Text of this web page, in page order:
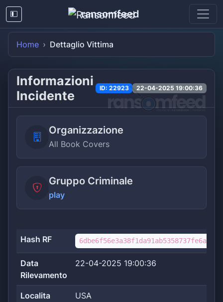
ransomfeed
Home Dettaglio Vittima
Informazioni
Incidente
ID: 22923 22-04-2025 19:00:36
Organizzazione
All Book Covers
Gruppo Criminale
play
Hash RF
Data
Rilevamento
22-04-2025 19:00:36
Localita
USA